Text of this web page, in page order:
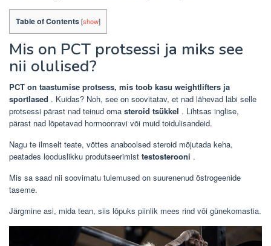
Table of Contents[show]
Mis on PCT protsessi ja miks see
nii olulised?
PCT on taastumise protsess, mis toob kasu weightlifters ja
sportlased . Kuidas? Noh, see on soovitatav, et nad lähevad läbi selle
protsessi pärast nad teinud oma steroid tsükkel . Lihtsas inglise,
pärast nad lõpetavad hormoonravi või muid toidulisandeid.
Nagu te ilmselt teate, võttes anaboolsed steroid mõjutada keha,
peatades looduslikku produtseerimist testosterooni .
Mis sa saad nii soovimatu tulemused on suurenenud östrogeenide
taseme.
Järgmine asi, mida tean, siis lõpuks piinlik mees rind või günekomastia.